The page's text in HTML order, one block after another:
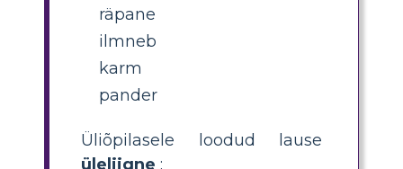
räpane
ilmneb
karm
pander
Üliõpilasele loodud lause
üleliigne :